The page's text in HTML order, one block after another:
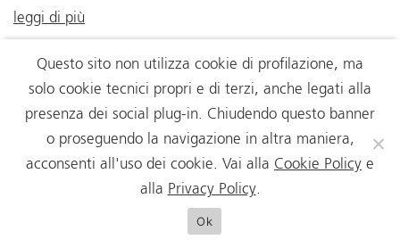
leggi di più
Questo sito non utilizza cookie di profilazione, ma
solo cookie tecnici propri e di terzi, anche legati alla
presenza dei social plug-in. Chiudendo questo banner
o proseguendo la navigazione in altra maniera,
acconsenti all'uso dei cookie. Vai alla Cookie Policy e
alla Privacy Policy.
Ok